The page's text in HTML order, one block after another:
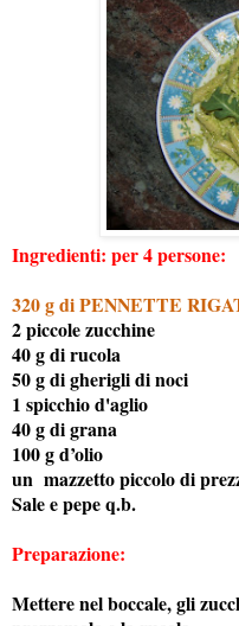
Ingredienti: per 4 persone:
320 g di PENNETTE
2 piccole zucchine
40 g di rucola
50 g di gherigli di noci
1 spicchio d'aglio
40 g di grana
100 g d’olio
un mazzetto piccolo di
Sale e pepe q.b.
Preparazione:
Mettere nel boccale, gli